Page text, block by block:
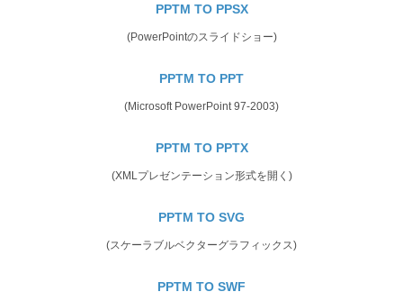
PPTM TO PPSX
(PowerPointのスライドショー)
PPTM TO PPT
(Microsoft PowerPoint 97-2003)
PPTM TO PPTX
(XMLプレゼンテーション形式を開く)
PPTM TO SVG
(スケーラブルベクターグラフィックス)
PPTM TO SWF